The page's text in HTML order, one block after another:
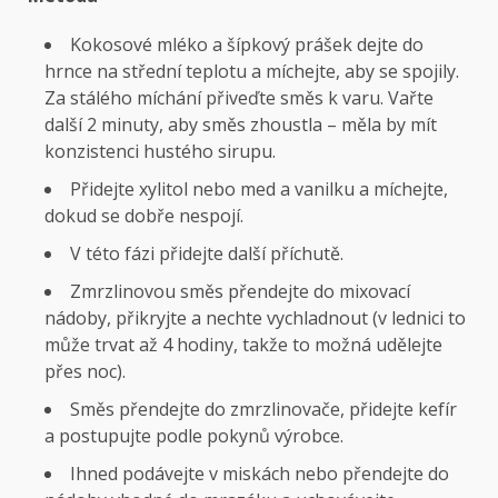
Kokosové mléko a šípkový prášek dejte do
hrnce na střední teplotu a míchejte, aby se spojily.
Za stálého míchání přiveďte směs k varu. Vařte
další 2 minuty, aby směs zhoustla – měla by mít
konzistenci hustého sirupu.
Přidejte xylitol nebo med a vanilku a míchejte,
dokud se dobře nespojí.
V této fázi přidejte další příchutě.
Zmrzlinovou směs přendejte do mixovací
nádoby, přikryjte a nechte vychladnout (v lednici to
může trvat až 4 hodiny, takže to možná udělejte
přes noc).
Směs přendejte do zmrzlinovače, přidejte kefír
a postupujte podle pokynů výrobce.
Ihned podávejte v miskách nebo přendejte do